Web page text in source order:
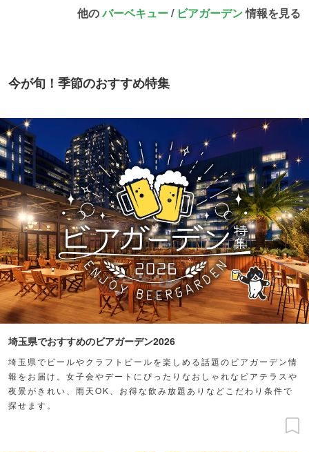
他のバーベキュー/ ビアガーデン情報を見る
今が旬！季節のおすすめ特集
埼玉県でおすすめのビアガーデン2026
埼玉県でビールやクラフトビールを楽しめる話題のビアガーデン情
報をお届け。女子会やデートにぴったりなおしゃれなビアテラスや
夜景がきれい、雨天OK、お得な飲み放題ありなどこだわり条件で
探せます。